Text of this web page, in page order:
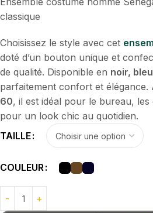
classique
Choisissez le style avec cet
doté d’un bouton unique et
de qualité. Disponible en noir,
parfaitement confort et élégance.
60, il est idéal pour le bureau,
pour un look chic au quotidien.
TAILLE
COULEUR